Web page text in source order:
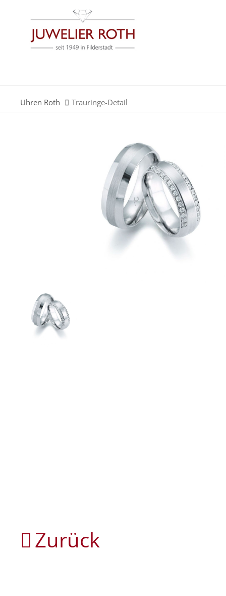
Der Eintrag "offcanvas-col1" existiert leider nicht.
Der Eintrag "offcanvas-col3" existiert leider nicht.
Uhren Roth Trauringe-Detail
Zurück